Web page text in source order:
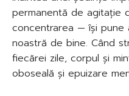
permanentă de agitație
concentrarea — își
noastră de bine. Când
fiecărei zile, corpul și
oboseală și epuizare